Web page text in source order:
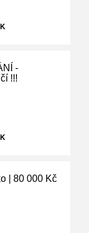
-
!!!
| 80 000 Kč